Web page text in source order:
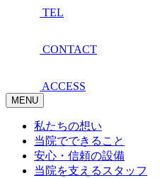
TEL
CONTACT
ACCESS
MENU
私たちの想い
当院でできること
安心・信頼の設備
当院を支えるスタッフ